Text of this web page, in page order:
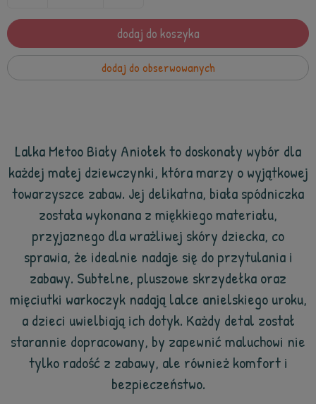
dodaj do koszyka
dodaj do obserwowanych
Lalka Metoo Biały Aniołek to doskonały wybór dla
każdej małej dziewczynki, która marzy o wyjątkowej
towarzyszce zabaw. Jej delikatna, biała spódniczka
została wykonana z miękkiego materiału,
przyjaznego dla wrażliwej skóry dziecka, co
sprawia, że idealnie nadaje się do przytulania i
zabawy. Subtelne, pluszowe skrzydełka oraz
mięciutki warkoczyk nadają lalce anielskiego uroku,
a dzieci uwielbiają ich dotyk. Każdy detal został
starannie dopracowany, by zapewnić maluchowi nie
tylko radość z zabawy, ale również komfort i
bezpieczeństwo.